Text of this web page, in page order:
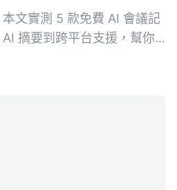
文實測 5 款免費 AI 會議記
摘要到跨平台支援，幫你